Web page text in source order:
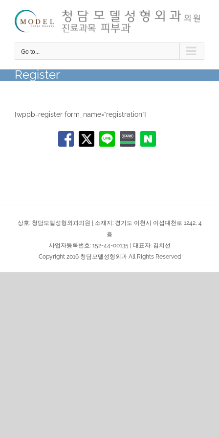
content
Go to...
Register
[wppb-register form_name=”registration”]
상호: 청담모델성형외과의원 | 소재지: 경기도 이천시 이섭대천로 1242, 4
층
사업자등록번호: 152-44-00135 | 대표자: 김치선
Copyright 2016 청담모델성형외과 All Rights Reserved